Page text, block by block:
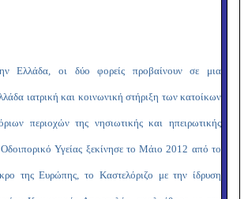
Ελλάδα, οι δύο φορείς προβαίνουν σε μια
ιατρική και κοινωνική στήριξη των κατοίκων
περιοχών της νησιωτικής και ηπειρωτικής
Υγείας ξεκίνησε το Μάιο 2012 από το
της Ευρώπης, το Καστελόριζο με την ίδρυση